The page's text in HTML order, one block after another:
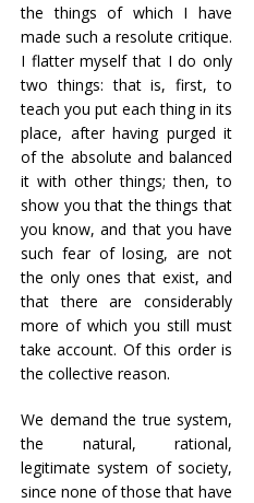
the things of which I have
made such a resolute critique.
I flatter myself that I do only
two things: that is, first, to
teach you put each thing in its
place, after having purged it
of the absolute and balanced
it with other things; then, to
show you that the things that
you know, and that you have
such fear of losing, are not
the only ones that exist, and
that there are considerably
more of which you still must
take account. Of this order is
the collective reason.
We demand the true system,
the natural, rational,
legitimate system of society,
since none of those that have